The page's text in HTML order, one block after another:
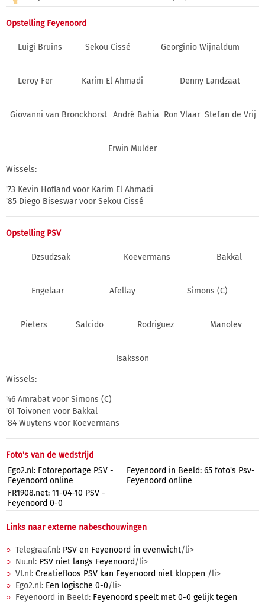
Opstelling Feyenoord
Luigi Bruins Sekou Cissé Georginio Wijnaldum
Leroy Fer Karim El Ahmadi Denny Landzaat
Giovanni van Bronckhorst André Bahia Ron Vlaar Stefan de Vrij
Erwin Mulder
Wissels:
'73 Kevin Hofland voor Karim El Ahmadi
'85 Diego Biseswar voor Sekou Cissé
Opstelling PSV
Dzsudzsak Koevermans Bakkal
Engelaar Afellay Simons (C)
Pieters Salcido Rodriguez Manolev
Isaksson
Wissels:
'46 Amrabat voor Simons (C)
'61 Toivonen voor Bakkal
'84 Wuytens voor Koevermans
Foto's van de wedstrijd
Ego2.nl: Fotoreportage PSV -
Feyenoord online
Feyenoord in Beeld: 65 foto's Psv-
Feyenoord online
FR1908.net: 11-04-10 PSV -
Feyenoord 0-0
Links naar externe nabeschouwingen
Telegraaf.nl: PSV en Feyenoord in evenwicht/li>
Nu.nl: PSV niet langs Feyenoord /li>
VI.nl: Creatiefloos PSV kan Feyenoord niet kloppen /li>
Ego2.nl: Een logische 0-0/li>
Feyenoord in Beeld: Feyenoord speelt met 0-0 gelijk tegen